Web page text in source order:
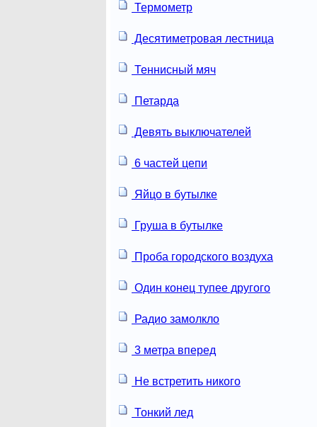
Термометр
Десятиметровая лестница
Теннисный мяч
Петарда
Девять выключателей
6 частей цепи
Яйцо в бутылке
Груша в бутылке
Проба городского воздуха
Один конец тупее другого
Радио замолкло
3 метра вперед
Не встретить никого
Тонкий лед